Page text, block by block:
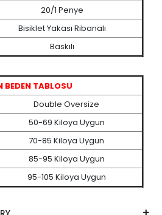
20/1 Penye
Bisiklet Yakası Ribanalı
Baskılı
BEDEN TABLOSU
Double Oversize
50-69 Kiloya Uygun
70-85 Kiloya Uygun
85-95 Kiloya Uygun
95-105 Kiloya Uygun